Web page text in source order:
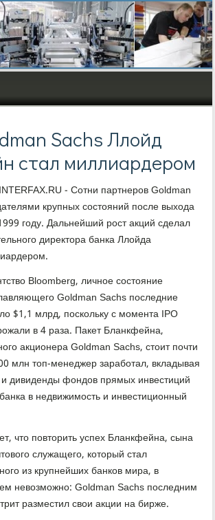
Sachs Ллойд
стал миллиардером
- Сотни партнеров Goldman
крупных состояний после выхода
году. Дальнейший рост акций сделал
директора банка Ллойда
Bloomberg, личное состояние
Goldman Sachs последние
$1,1 млрд, поскольку с момента IPO
в 4 раза. Пакет Бланкфейна,
акционера Goldman Sachs, стоит почти
млн топ-менеджер заработал, вкладывая
дивиденды фондов прямых инвестиций
в недвижимость и инвестиционный
что повторить успех Бланкфейна, сына
служащего, который стал
из крупнейших банков мира, в
невозможно: Goldman Sachs последним
разместил свои акции на бирже.